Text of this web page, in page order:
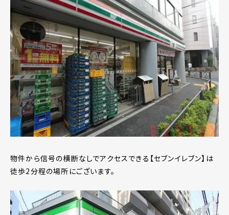
物件から信号の横断なしでアクセスできる【セブンイレブン】は
徒歩2分程の場所にございます。